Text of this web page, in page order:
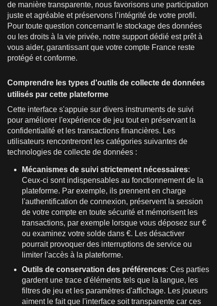
de manière transparente, nous favorisons une participation
juste et agréable et préservons l’intégrité de votre profil.
Pour toute question concernant le stockage des données
ou les droits à la vie privée, notre support dédié est prêt à
vous aider, garantissant que votre compte France reste
protégé et conforme.
Comprendre les types d'outils de collecte de données
utilisés par cette plateforme
Cette interface s'appuie sur divers instruments de suivi
pour améliorer l'expérience de jeu tout en préservant la
confidentialité et les transactions financières. Les
utilisateurs rencontreront les catégories suivantes de
technologies de collecte de données :
Mécanismes de suivi strictement nécessaires:
Ceux-ci sont indispensables au fonctionnement de la
plateforme. Par exemple, ils prennent en charge
l'authentification de connexion, préservent la session
de votre compte en toute sécurité et mémorisent les
transactions, par exemple lorsque vous déposez sur €
ou examinez votre solde dans €. Les désactiver
pourrait provoquer des interruptions de service ou
limiter l'accès à la plateforme.
Outils de conservation des préférences: Ces parties
gardent une trace d'éléments tels que la langue, les
filtres de jeu et les paramètres d'affichage. Les joueurs
aiment le fait que l'interface soit transparente car ces